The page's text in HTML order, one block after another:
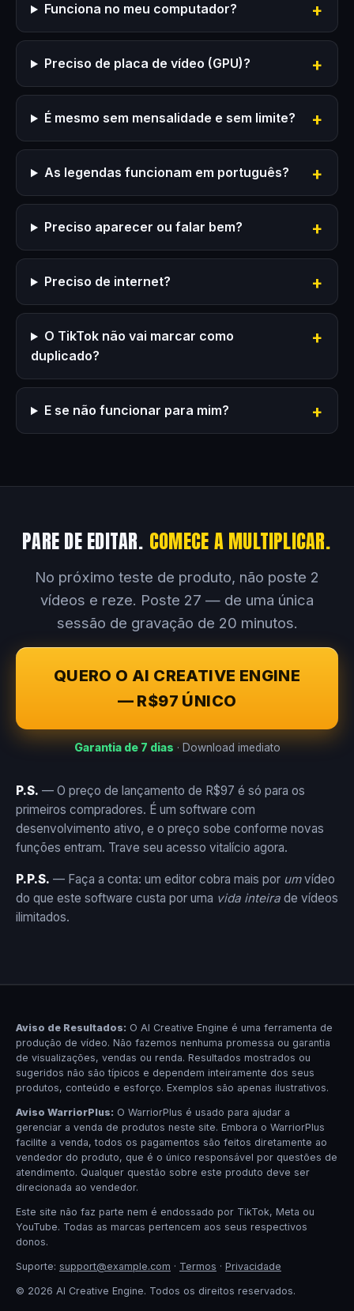
Funciona no meu computador?
Preciso de placa de vídeo (GPU)?
É mesmo sem mensalidade e sem limite?
As legendas funcionam em português?
Preciso aparecer ou falar bem?
Preciso de internet?
O TikTok não vai marcar como
duplicado?
E se não funcionar para mim?
PARE DE EDITAR. COMECE A MULTIPLICAR.
No próximo teste de produto, não poste 2
vídeos e reze. Poste 27 — de uma única
sessão de gravação de 20 minutos.
QUERO O AI CREATIVE ENGINE
— R$97 ÚNICO
Garantia de 7 dias · Download imediato
P.S. — O preço de lançamento de R$97 é só para os
primeiros compradores. É um software com
desenvolvimento ativo, e o preço sobe conforme novas
funções entram. Trave seu acesso vitalício agora.
P.P.S. — Faça a conta: um editor cobra mais por umvídeo
do que este software custa por uma vida inteira de vídeos
ilimitados.
Aviso de Resultados: O AI Creative Engine é uma ferramenta de
produção de vídeo. Não fazemos nenhuma promessa ou garantia
de visualizações, vendas ou renda. Resultados mostrados ou
sugeridos não são típicos e dependem inteiramente dos seus
produtos, conteúdo e esforço. Exemplos são apenas ilustrativos.
Aviso WarriorPlus: O WarriorPlus é usado para ajudar a
gerenciar a venda de produtos neste site. Embora o WarriorPlus
facilite a venda, todos os pagamentos são feitos diretamente ao
vendedor do produto, que é o único responsável por questões de
atendimento. Qualquer questão sobre este produto deve ser
direcionada ao vendedor.
Este site não faz parte nem é endossado por TikTok, Meta ou
YouTube. Todas as marcas pertencem aos seus respectivos
donos.
Suporte: support@example.com · Termos · Privacidade
© 2026 AI Creative Engine. Todos os direitos reservados.